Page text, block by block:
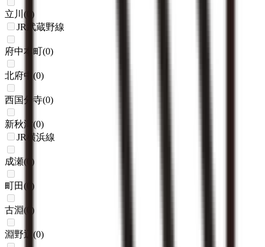
立川 (
)
JR武蔵野線
府中本町(0)
北府中 (0)
西国分寺(0)
新秋津 (0)
JR横浜線
成瀬( )
町田( )
古淵( )
淵野辺 (0)